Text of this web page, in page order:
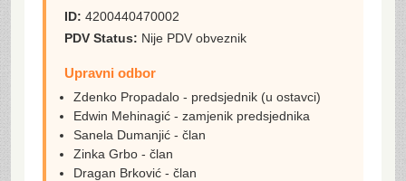
ID: 4200440470002
PDV Status: Nije PDV obveznik
Upravni odbor
Zdenko Propadalo - predsjednik (u ostavci)
Edwin Mehinagić - zamjenik predsjednika
Sanela Dumanjić - član
Zinka Grbo - član
Dragan Brković - član